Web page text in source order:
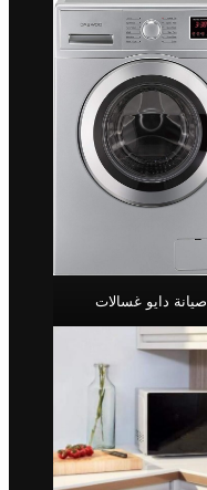
صيانة دايو غسالات